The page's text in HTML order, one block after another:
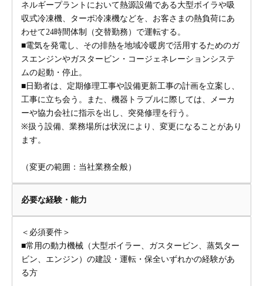
ネルギープラントにおいて熱源設備である大型ボイラや吸
収式冷凍機、ターボ冷凍機などを、お客さまの熱負荷にあ
わせて24時間体制（交替勤務）で運転する。
■電気を発電し、その排熱を地域冷暖房で活用するためのガ
スエンジンやガスタービン・コージェネレーションシステ
ムの起動・停止。
■日勤者は、定期修理工事や設備更新工事の計画を立案し、
工事に立ち会う。また、機器トラブルに際しては、メーカ
ーや協力会社に指示を出し、突発修理を行う。
※扱う設備、業務場所は状況により、変更になることがあり
ます。
（変更の範囲：当社業務全般）
必要な経験・能力
＜必須要件＞
■常用の動力機械（大型ボイラー、ガスタービン、蒸気ター
ビン、エンジン）の建設・運転・保全いずれかの経験があ
る方